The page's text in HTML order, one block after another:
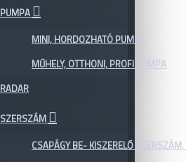
PUMPA
MINI, HORDOZHATÓ PUMPA
MŰHELY, OTTHONI, PROFI PUMPA
RADAR
SZERSZÁM
CSAPÁGY BE- KISZERELŐ